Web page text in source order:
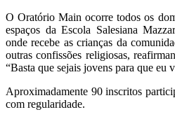
O Oratório Main ocorre todos os
espaços da Escola Salesiana
onde recebe as crianças da
outras confissões religiosas,
“Basta que sejais jovens para que eu
Aproximadamente 90 inscritos
com regularidade.